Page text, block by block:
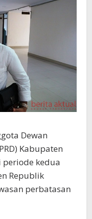
Dewan
Kabupaten
kedua
Republik
perbatasan